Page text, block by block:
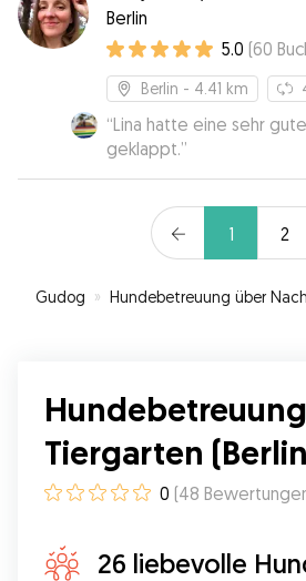
Berlin
5.0 (60
Berlin - 4.41 km
“Lina hatte eine sehr
geklappt.”
1 2
Gudog » Hundebetreuung über
Tiergarten
0 (48
26 liebevolle